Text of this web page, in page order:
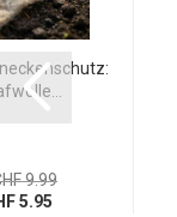
9.99
5.95